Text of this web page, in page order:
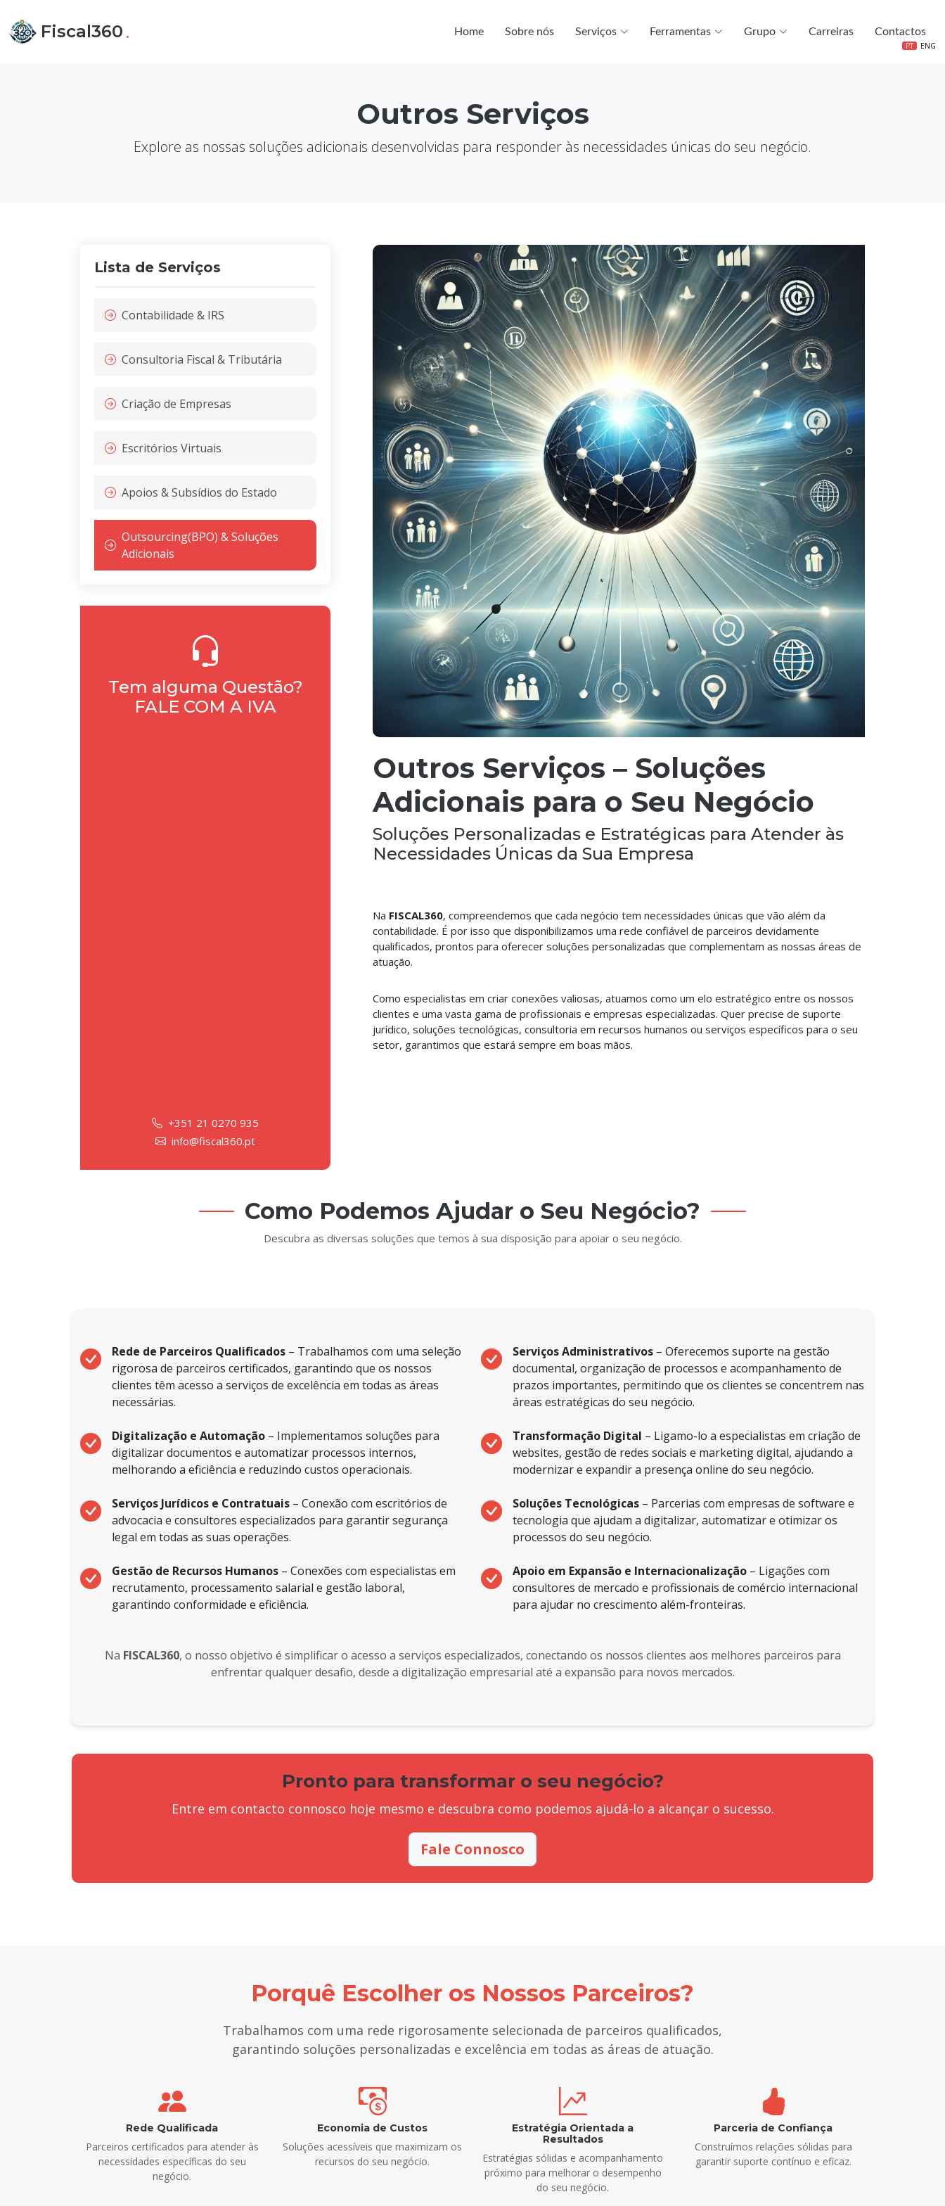
Fiscal360 . Home Sobre nós Serviços Ferramentas Grupo Carreiras Contactos
PT ENG
Outros Serviços
Explore as nossas soluções adicionais desenvolvidas para responder às necessidades únicas do seu negócio.
Lista de Serviços
Contabilidade & IRS
Consultoria Fiscal & Tributária
Criação de Empresas
Escritórios Virtuais
Apoios & Subsídios do Estado
Outsourcing(BPO) & Soluções
Adicionais
Tem alguma Questão?
FALE COM A IVA
+351 21 0270 935
info@fiscal360.pt
Outros Serviços – Soluções
Adicionais para o Seu Negócio
Soluções Personalizadas e Estratégicas para Atender às
Necessidades Únicas da Sua Empresa
Na FISCAL360, compreendemos que cada negócio tem necessidades únicas que vão além da
contabilidade. É por isso que disponibilizamos uma rede confiável de parceiros devidamente
qualificados, prontos para oferecer soluções personalizadas que complementam as nossas áreas de
atuação.
Como especialistas em criar conexões valiosas, atuamos como um elo estratégico entre os nossos
clientes e uma vasta gama de profissionais e empresas especializadas. Quer precise de suporte
jurídico, soluções tecnológicas, consultoria em recursos humanos ou serviços específicos para o seu
setor, garantimos que estará sempre em boas mãos.
Como Podemos Ajudar o Seu Negócio?
Descubra as diversas soluções que temos à sua disposição para apoiar o seu negócio.
Rede de Parceiros Qualificados – Trabalhamos com uma seleção
rigorosa de parceiros certificados, garantindo que os nossos
clientes têm acesso a serviços de excelência em todas as áreas
necessárias.
Serviços Administrativos – Oferecemos suporte na gestão
documental, organização de processos e acompanhamento de
prazos importantes, permitindo que os clientes se concentrem nas
áreas estratégicas do seu negócio.
Digitalização e Automação – Implementamos soluções para
digitalizar documentos e automatizar processos internos,
melhorando a eficiência e reduzindo custos operacionais.
Transformação Digital – Ligamo-lo a especialistas em criação de
websites, gestão de redes sociais e marketing digital, ajudando a
modernizar e expandir a presença online do seu negócio.
Serviços Jurídicos e Contratuais – Conexão com escritórios de
advocacia e consultores especializados para garantir segurança
legal em todas as suas operações.
Soluções Tecnológicas – Parcerias com empresas de software e
tecnologia que ajudam a digitalizar, automatizar e otimizar os
processos do seu negócio.
Gestão de Recursos Humanos – Conexões com especialistas em
recrutamento, processamento salarial e gestão laboral,
garantindo conformidade e eficiência.
Apoio em Expansão e Internacionalização – Ligações com
consultores de mercado e profissionais de comércio internacional
para ajudar no crescimento além-fronteiras.
Na FISCAL360, o nosso objetivo é simplificar o acesso a serviços especializados, conectando os nossos clientes aos melhores parceiros para
enfrentar qualquer desafio, desde a digitalização empresarial até a expansão para novos mercados.
Pronto para transformar o seu negócio?
Entre em contacto connosco hoje mesmo e descubra como podemos ajudá-lo a alcançar o sucesso.
Fale Connosco
Porquê Escolher os Nossos Parceiros?
Trabalhamos com uma rede rigorosamente selecionada de parceiros qualificados,
garantindo soluções personalizadas e excelência em todas as áreas de atuação.
Rede Qualificada
Parceiros certificados para atender às
necessidades específicas do seu
negócio.
Economia de Custos
Soluções acessíveis que maximizam os
recursos do seu negócio.
Estratégia Orientada a
Resultados
Estratégias sólidas e acompanhamento
próximo para melhorar o desempenho
do seu negócio.
Parceria de Confiança
Construímos relações sólidas para
garantir suporte contínuo e eficaz.